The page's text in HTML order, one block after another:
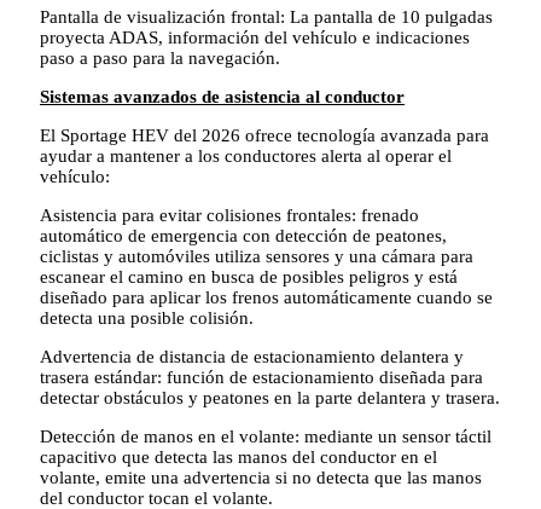
Pantalla de visualización frontal: La pantalla de 10 pulgadas
proyecta ADAS, información del vehículo e indicaciones
paso a paso para la navegación.
Sistemas avanzados de asistencia al conductor
El Sportage HEV del 2026 ofrece tecnología avanzada para
ayudar a mantener a los conductores alerta al operar el
vehículo:
Asistencia para evitar colisiones frontales: frenado
automático de emergencia con detección de peatones,
ciclistas y automóviles utiliza sensores y una cámara para
escanear el camino en busca de posibles peligros y está
diseñado para aplicar los frenos automáticamente cuando se
detecta una posible colisión.
Advertencia de distancia de estacionamiento delantera y
trasera estándar: función de estacionamiento diseñada para
detectar obstáculos y peatones en la parte delantera y trasera.
Detección de manos en el volante: mediante un sensor táctil
capacitivo que detecta las manos del conductor en el
volante, emite una advertencia si no detecta que las manos
del conductor tocan el volante.